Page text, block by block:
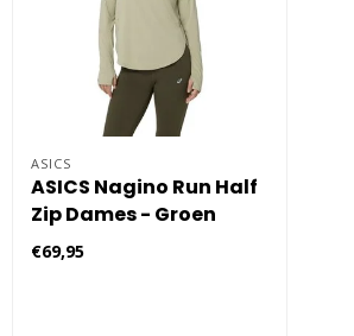
ASICS
ASICS Nagino Run Half
Zip Dames - Groen
€69,95